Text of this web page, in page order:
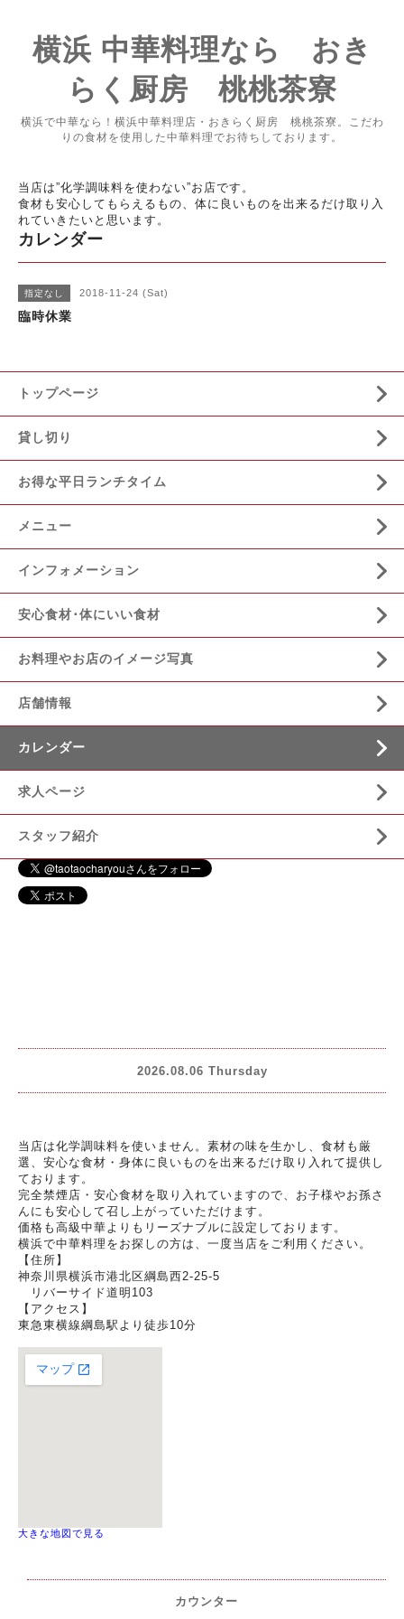
横浜 中華料理なら おき
らく厨房 桃桃茶寮
横浜で中華なら！横浜中華料理店・おきらく厨房 桃桃茶寮。こだわ
りの食材を使用した中華料理でお待ちしております。
当店は”化学調味料を使わない”お店です。
食材も安心してもらえるもの、体に良いものを出来るだけ取り入
れていきたいと思います。
カレンダー
指定なし 2018-11-24 (Sat)
臨時休業
トップページ
貸し切り
お得な平日ランチタイム
メニュー
インフォメーション
安心食材･体にいい食材
お料理やお店のイメージ写真
店舗情報
カレンダー
求人ページ
スタッフ紹介
2026.08.06 Thursday
当店は化学調味料を使いません。素材の味を生かし、食材も厳
選、安心な食材・身体に良いものを出来るだけ取り入れて提供し
ております。
完全禁煙店・安心食材を取り入れていますので、お子様やお孫さ
んにも安心して召し上がっていただけます。
価格も高級中華よりもリーズナブルに設定しております。
横浜で中華料理をお探しの方は、一度当店をご利用ください。
【住所】
神奈川県横浜市港北区綱島西2-25-5
リバーサイド道明103
【アクセス】
東急東横線綱島駅より徒歩10分
大きな地図で見る
カウンター